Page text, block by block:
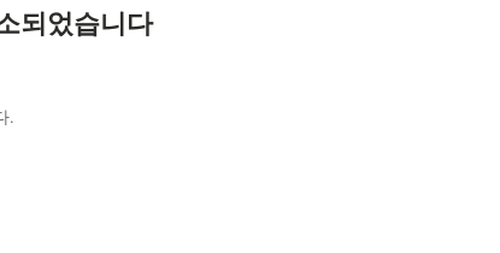
되었습니다
.